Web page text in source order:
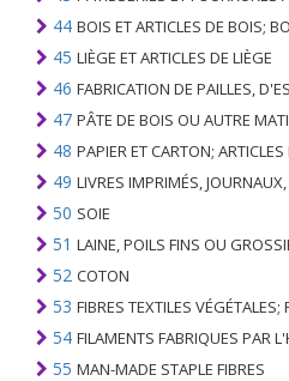
44 BOIS ET ARTICLES DE BOIS;
45 LIÈGE ET ARTICLES DE LIÈGE
46 FABRICATION DE PAILLES, D'ESPARO OU D'AUTRES
47 PÂTE DE BOIS OU AUTRE MATIÈRE CELLULOSIQUE
48 PAPIER ET CARTON; ARTICLES DE
49 LIVRES IMPRIMÉS, JOURNAUX, PHOTOS ET AUTRES PRODUITS DE
50 SOIE
51 LAINE, POILS FINS OU
52 COTON
53 FIBRES TEXTILES VÉGÉTALES; FILS
54 FILAMENTS FABRIQUES PAR L'HOMME; BANDES ET
55 MAN-MADE STAPLE FIBRES